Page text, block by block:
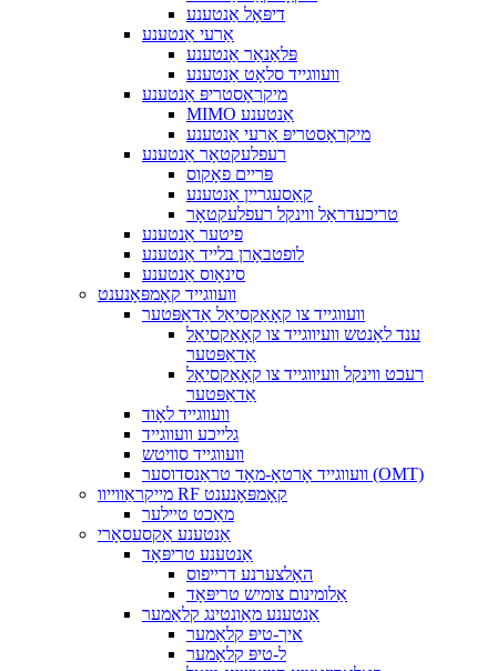
דיפּאָל אַנטענע
אַרעי אַנטענע
פּלאַנאַר אַנטענע
וועווגייד סלאָט אַנטענע
מיקראָסטריפּ אַנטענע
MIMO אַנטענע
מיקראָסטריפּ אַרעי אַנטענע
רעפלעקטאָר אַנטענע
פּריים פאָקוס
קאַסעגריין אַנטענע
טריכעדראַל ווינקל רעפלעקטאָר
פיטער אַנטענע
לופטבאָרן בלייד אַנטענע
סינאָוס אַנטענע
וועווגייד קאָמפּאָנענט
וועווגייד צו קאָאַקסיאַל אַדאַפּטער
ענד לאָנטש וועיווגייד צו קאָאַקסיאַל
אַדאַפּטער
רעכט ווינקל וועיווגייד צו קאָאַקסיאַל
אַדאַפּטער
וועווגייד לאָוד
גלייכע וועווגייד
וועווגייד סוויטש
וועווגייד אָרטאָ-מאָד טראַנסדוסער (OMT)
מייקראַווייוו RF קאָמפּאָנענט
מאַכט טיילער
אַנטענע אַקסעסאָרי
אַנטענע טריפּאָד
האָלצערנע דרייפוס
אַלומינום צומיש טריפּאָד
אַנטענע מאַונטינג קלאַמער
איך-טיפּ קלאַמער
ל-טיפּ קלאַמער